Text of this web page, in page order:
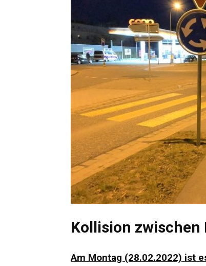
Kollision zwischen
Am Montag (28.02.2022) ist